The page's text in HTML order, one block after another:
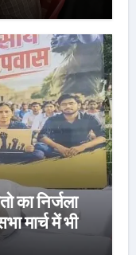
का निर्जला
मार्च में भी